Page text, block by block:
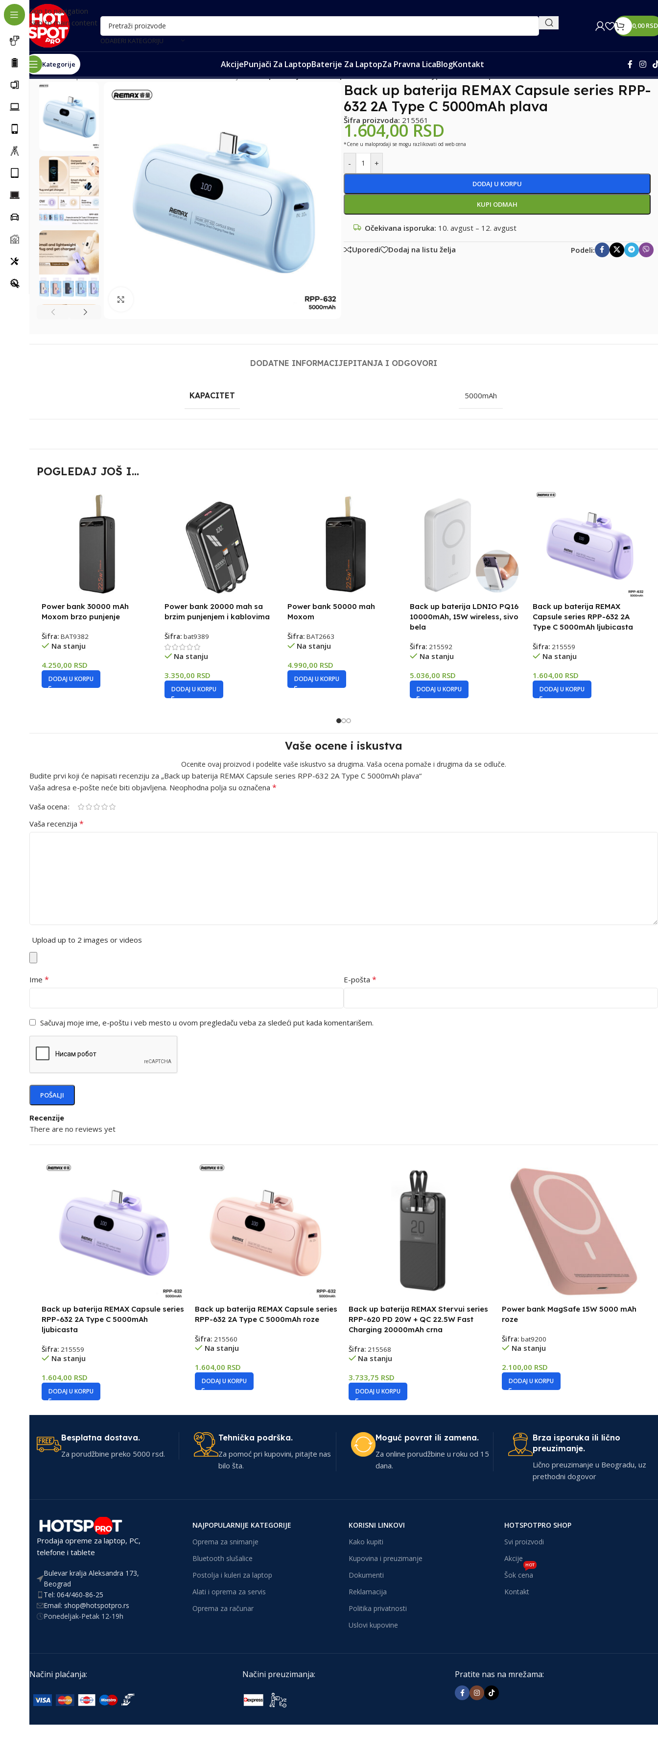
Skip to navigation
Skip to main content
ODABERI KATEGORIJU
0,00RSD
Kategorije AkcijePunjači Za LaptopBaterije Za LaptopZa Pravna LicaBlogKontakt
Почетна/Oprema za telefone/Power bank eksterne baterije/Back up baterija REMAX Capsule series RPP-632 2A Type C 5000mAh plava
Back up baterija REMAX Capsule series RPP-
632 2A Type C 5000mAh plava
Šifra proizvoda: 215561
1.604,00RSD
*Cene u maloprodaji se mogu razlikovati od web cena
- +
DODAJ U KORPU
KUPI ODMAH
Očekivana isporuka: 10. avgust – 12. avgust
Uporedi Dodaj na listu želja Podeli:
DODATNE INFORMACIJEPITANJA I ODGOVORI
KAPACITET 5000mAh
POGLEDAJ JOŠ I...
Power bank 30000 mAh
Moxom brzo punjenje
Šifra: BAT9382
Na stanju
4.250,00 RSD
DODAJ U KORPU
Power bank 20000 mah sa
brzim punjenjem i kablovima
Šifra: bat9389
Na stanju
3.350,00 RSD
DODAJ U KORPU
Power bank 50000 mah
Moxom
Šifra: BAT2663
Na stanju
4.990,00 RSD
DODAJ U KORPU
Back up baterija LDNIO PQ16
10000mAh, 15W wireless, sivo
bela
Šifra:215592
Na stanju
5.036,00 RSD
DODAJ U KORPU
Back up baterija REMAX
Capsule series RPP-632 2A
Type C 5000mAh ljubicasta
Šifra:215559
Na stanju
1.604,00 RSD
DODAJ U KORPU
Vaše ocene i iskustva
Ocenite ovaj proizvod i podelite vaše iskustvo sa drugima. Vaša ocena pomaže i drugima da se odluče.
Recenzije
There are no reviews yet
Budite prvi koji će napisati recenziju za „Back up baterija REMAX Capsule series RPP-632 2A Type C 5000mAh plava“
Vaša adresa e-pošte neće biti objavljena. Neophodna polja su označena *
Vaša ocena
Vaša recenzija *
Upload up to 2 images or videos
Ime * E-pošta *
Sačuvaj moje ime, e-poštu i veb mesto u ovom pregledaču veba za sledeći put kada komentarišem.
Back up baterija REMAX Capsule series
RPP-632 2A Type C 5000mAh
ljubicasta
Šifra: 215559
Na stanju
1.604,00 RSD
DODAJ U KORPU
Back up baterija REMAX Capsule series
RPP-632 2A Type C 5000mAh roze
Šifra:215560
Na stanju
1.604,00 RSD
DODAJ U KORPU
Back up baterija REMAX Stervui series
RPP-620 PD 20W + QC 22.5W Fast
Charging 20000mAh crna
Šifra: 215568
Na stanju
3.733,75 RSD
DODAJ U KORPU
Power bank MagSafe 15W 5000 mAh
roze
Šifra:bat9200
Na stanju
2.100,00 RSD
DODAJ U KORPU
Besplatna dostava.
Za porudžbine preko 5000 rsd.
Tehnička podrška.
Za pomoć pri kupovini, pitajte nas
bilo šta.
Moguć povrat ili zamena.
Za online porudžbine u roku od 15
dana.
Brza isporuka ili lično
preuzimanje.
Lično preuzimanje u Beogradu, uz
prethodni dogovor
Prodaja opreme za laptop, PC,
telefone i tablete
Bulevar kralja Aleksandra 173,
Beograd
Tel: 064/460-86-25
Email: shop@hotspotpro.rs
Ponedeljak-Petak 12-19h
NAJPOPULARNIJE KATEGORIJE
Oprema za snimanje
Bluetooth slušalice
Postolja i kuleri za laptop
Alati i oprema za servis
Oprema za računar
KORISNI LINKOVI
Kako kupiti
Kupovina i preuzimanje
Dokumenti
Reklamacija
Politika privatnosti
Uslovi kupovine
HOTSPOTPRO SHOP
Svi proizvodi
Akcije
Šok cena
HOT
Kontakt
Načini plaćanja: Načini preuzimanja: Pratite nas na mrežama: